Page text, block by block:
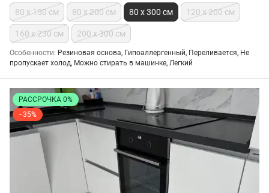
80 x 150 см 80 x 200 см 80 x 300 см 120 x 200 см
160 х 230 см 200 х 300 см
Особенности
Резиновая основа, Гипоаллергенный, Переливается, Не
пропускает холод, Можно стирать в машинке, Легкий
РАССРОЧКА 0%
−35%